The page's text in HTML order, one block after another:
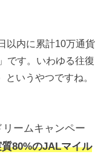
以内に累計10万通貨
です。いわゆる往復
いうやつですね。
ームキャンペー
質80%のJALマイル